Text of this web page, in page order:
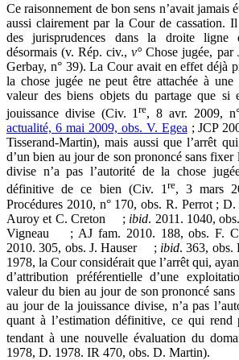
Ce raisonnement de bon sens n’avait jamais
aussi clairement par la Cour de cassation.
des jurisprudences dans la droite ligne
désormais (v. Rép. civ.,v°Chose jugée, par
Gerbay, n° 39). La Cour avait en effet déjà
la chose jugée ne peut être attachée à
valeur des biens objets du partage que
jouissance divise (Civ. 1re, 8 avr. 2009,
actualité, 6 mai 2009, obs. V. Egea ; JCP
Tisserand-Martin), mais aussi que l’arrêt
d’un bien au jour de son prononcé sans fixer
divise n’a pas l’autorité de la chose
définitive de ce bien (Civ. 1re, 3 mars
Procédures 2010, n° 170, obs. R. Perrot ;
Auroy et C. Creton
; ibid. 2011. 1040,
Vigneau
; AJ fam. 2010. 188, obs. F.
2010. 305, obs. J. Hauser
; ibid. 363, obs.
1978, la Cour considérait que l’arrêt qui,
d’attribution préférentielle d’une
valeur du bien au jour de son prononcé sans
au jour de la jouissance divise, n’a pas
quant à l’estimation définitive, ce qui rend
tendant à une nouvelle évaluation du
1978, D. 1978. IR 470, obs. D. Martin).